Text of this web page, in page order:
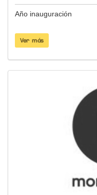
Año inauguración
Ver más